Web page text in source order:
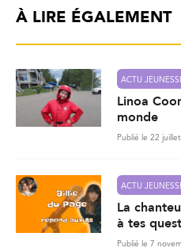
À LIRE ÉGALEMENT
ACTU
Linoa
monde
Publié le 22 juillet
ACTU
La
à tes
Publié le 7